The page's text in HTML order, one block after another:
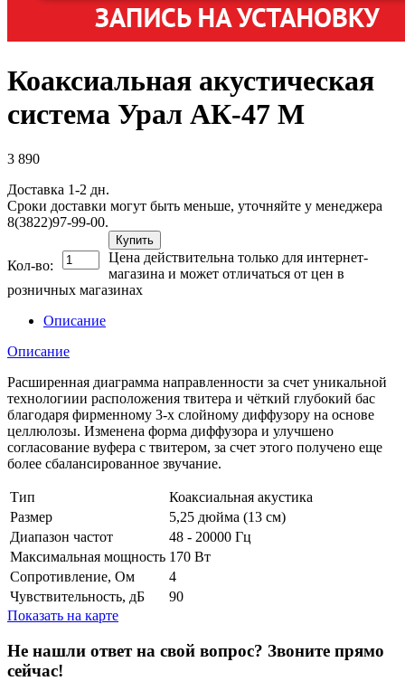
Коаксиальная акустическая
система Урал АК-47 М
3 890
Доставка 1-2 дн.
Сроки доставки могут быть меньше, уточняйте у менеджера
8(3822)97-99-00.
Кол-во:
Купить
Цена действительна только для интернет-
магазина и может отличаться от цен в
розничных магазинах
Описание
Описание
Расширенная диаграмма направленности за счет уникальной
технологиии расположения твитера и чёткий глубокий бас
благодаря фирменному 3-х слойному диффузору на основе
целлюлозы. Изменена форма диффузора и улучшено
согласование вуфера с твитером, за счет этого получено еще
более сбалансированное звучание.
Тип
Коаксиальная акустика
Размер
5,25 дюйма (13 см)
Диапазон частот
48 - 20000 Гц
Максимальная мощность 170 Вт
Сопротивление, Ом
4
Чувствительность, дБ
90
Показать на карте
Не нашли ответ на свой вопрос? Звоните прямо
сейчас!